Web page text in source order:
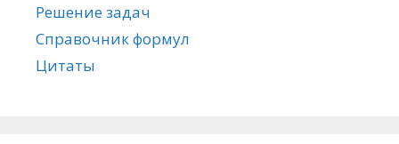
Решение задач
Справочник формул
Цитаты